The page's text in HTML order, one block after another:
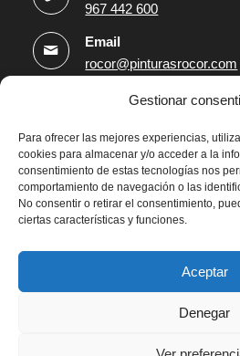
Gestionar
Para ofrecer las mejores experiencias,
cookies para almacenar y/o acceder a la
consentimiento de estas tecnologías nos
comportamiento de navegación o las
No consentir o retirar el consentimiento,
ciertas características y funciones.
Aceptar
Denegar
967 442 600
Email
rocor@pinturasrocor.com
Aviso Legal
Política de privacidad
Política de protección de datos
Política de Cookies
Declaración de accesibilidad